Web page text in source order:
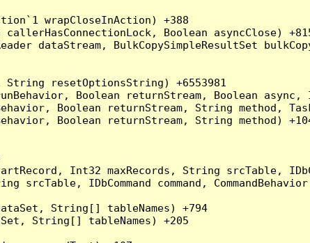
wrapCloseInAction) +388
Boolean asyncClose)
dataStream, BulkCopySimpleResultSet
resetOptionsString) +6553981
Boolean returnStream, Boolean
Boolean returnStream, String method,
Boolean returnStream, String method)
Int32 maxRecords, String srcTable,
srcTable, IDbCommand command,
String[] tableNames) +794
String[] tableNames) +205